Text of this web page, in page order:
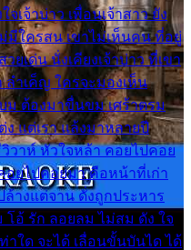
เจ้าบ่าว เพื่อนเจ้าสาว ยัง
มีใครสน เขาไม่เห็นคน ที่อยู่
ยเด่น นั่งเคียงเจ้าบ่าว ที่เขา
ลำเค็ญ ใครจะมองเห็น
ม ต้องมาขื่นขม เศร้าตรม
แต่เรา แล้งมาหลายปี
วาห์ หัวใจหล้า คอยไปคอย
ยไปคอยมา คือหน้าที่เก่า
ล้างแต่จาน ดั่งถูกประหาร
โอ้ รัก ลอยลม ไม่สม ดัง ใจ
าใด จะได้ เลื่อนขั้นบันได ได้